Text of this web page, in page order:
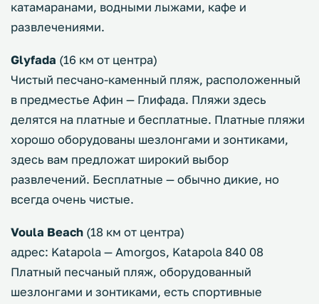
катамаранами, водными лыжами, кафе и
развлечениями.
Glyfada (16 км от центра)
Чистый песчано-каменный пляж, расположенный
в предместье Афин — Глифада. Пляжи здесь
делятся на платные и бесплатные. Платные пляжи
хорошо оборудованы шезлонгами и зонтиками,
здесь вам предложат широкий выбор
развлечений. Бесплатные — обычно дикие, но
всегда очень чистые.
Voula Beach (18 км от центра)
адрес: Katapola — Amorgos, Katapola 840 08
Платный песчаный пляж, оборудованный
шезлонгами и зонтиками, есть спортивные